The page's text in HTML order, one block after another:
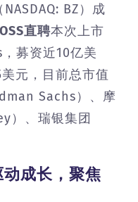
BZ）成
直聘本次上市
募资近10亿美
元，目前总市值
Sachs）、摩
）、瑞银集团
成长，聚焦